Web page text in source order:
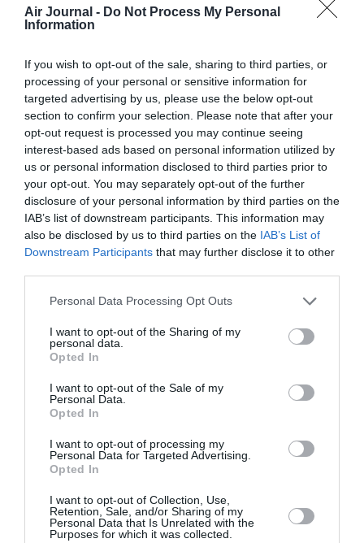
Air Journal - Do Not Process My Personal
Information
If you wish to opt-out of the sale, sharing to third parties, or
processing of your personal or sensitive information for
targeted advertising by us, please use the below opt-out
section to confirm your selection. Please note that after your
opt-out request is processed you may continue seeing
interest-based ads based on personal information utilized by
us or personal information disclosed to third parties prior to
your opt-out. You may separately opt-out of the further
disclosure of your personal information by third parties on the
IAB’s list of downstream participants. This information may
also be disclosed by us to third parties on the IAB’s List of
Downstream Participants that may further disclose it to other
Personal Data Processing Opt Outs
I want to opt-out of the Sharing of my
personal data.
Opted In
I want to opt-out of the Sale of my
Personal Data.
Opted In
I want to opt-out of processing my
Personal Data for Targeted Advertising.
Opted In
I want to opt-out of Collection, Use,
Retention, Sale, and/or Sharing of my
Personal Data that Is Unrelated with the
Purposes for which it was collected.
Backdoora commenté :
les « Septembristes » : ces voyageurs malins qui profitent de
septembre pour prolonger l’été.
Rien de malin pour en profiter il suffit de ne pas avoir de
contraintes familiales pour pouvoir partir hors vacances
scolaires et un employeur sympa qui accorde les CP en
dehors de juillet août 🤦‍♂️🤦‍♂️🤦‍♂️
RÉPONDRE
Lysa commenté :
4 septembre 2025 -
20 h 00 min
…ou de faire partie de la caste privilégiée, on nous
le dit et redit à longueur d’ondes, de ces retraités-
leur livret d’épargne, au niveau de vie
scandaleusement élevé (on ferait presque partie de
ces riches détestés par un ex-président de la
leurs années de travail (et des cotisations
afférentes), pour aller visiter la Cathédrale de
Cathédrale de Milan, les vignobles de Porto, le
château de Sissi à Vienne… pendant que la France
laborieuse sue sang et eau…
pas elle aussi sué sang et eau, les conditions de
travail de nombre des employés et salariés de
l’époque n’ayant pas encore bénéficié de toutes les